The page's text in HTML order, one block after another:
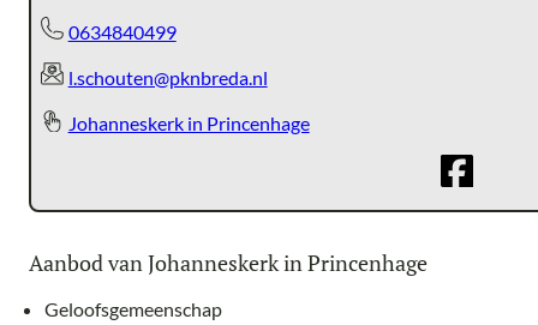
0634840499
l.schouten@pknbreda.nl
Johanneskerk in Princenhage
Aanbod van Johanneskerk in Princenhage
Geloofsgemeenschap